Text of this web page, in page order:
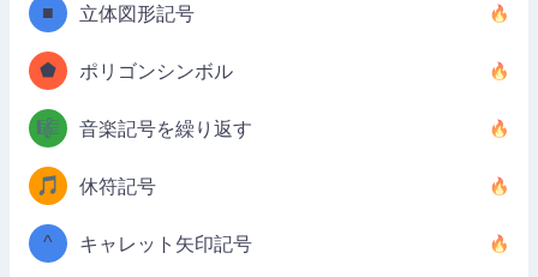
■ 立体図形記号
⬟ ポリゴンシンボル
🎼 音楽記号を繰り返す
🎵 休符記号
^ キャレット矢印記号